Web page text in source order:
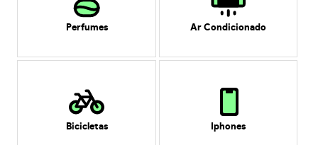
Perfumes Ar Condicionado
Bicicletas Iphones